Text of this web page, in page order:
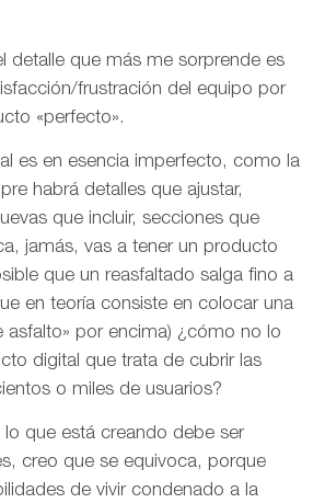
detalle que más me sorprende es
frustración del equipo por
«perfecto».
es en esencia imperfecto, como la
habrá detalles que ajustar,
que incluir, secciones que
jamás, vas a tener un producto
que un reasfaltado salga fino a
en teoría consiste en colocar una
asfalto» por encima) ¿cómo no lo
digital que trata de cubrir las
o miles de usuarios?
lo que está creando debe ser
creo que se equivoca, porque
de vivir condenado a la